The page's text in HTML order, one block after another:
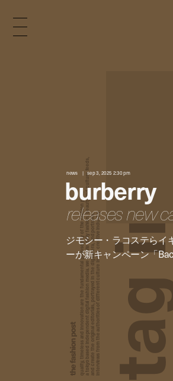
quality, timeless and innovation are the fundamental philosophy of the fashion post,a tokyo based independent digital fashion media. we curate daily fashion, beauty and culture feeds,and create the original editorials, portrayed in the digital era, and portraits,interviews from the authorities of different culture in the creative industry.
a
d
news sep 3, 2025 2:30 pm
burberry
releases new
ジモシー・ラコステらイ
ーが新キャンペーン「